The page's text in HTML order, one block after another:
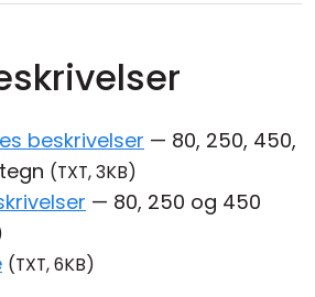
beskrivelser — 80, 250, 450,
(TXT, 3KB)
— 80, 250 og 450
(TXT, 6KB)
Support
Sektor